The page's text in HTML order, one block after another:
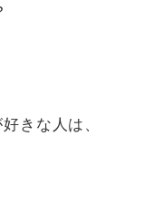
きな人は、